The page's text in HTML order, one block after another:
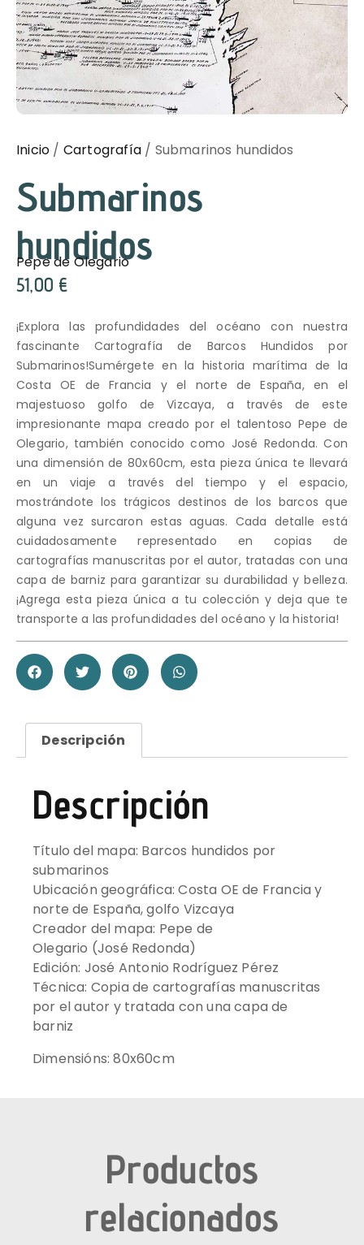
Inicio / Cartografía / Submarinos hundidos
Submarinos
hundidos
Pepe de Olegario
51,00€
¡Explora las profundidades del océano con nuestra
fascinante Cartografía de Barcos Hundidos por
Submarinos!Sumérgete en la historia marítima de la
Costa OE de Francia y el norte de España, en el
majestuoso golfo de Vizcaya, a través de este
impresionante mapa creado por el talentoso Pepe de
Olegario, también conocido como José Redonda. Con
una dimensión de 80x60cm, esta pieza única te llevará
en un viaje a través del tiempo y el espacio,
mostrándote los trágicos destinos de los barcos que
alguna vez surcaron estas aguas. Cada detalle está
cuidadosamente representado en copias de
cartografías manuscritas por el autor, tratadas con una
capa de barniz para garantizar su durabilidad y belleza.
¡Agrega esta pieza única a tu colección y deja que te
transporte a las profundidades del océano y la historia!
Descripción
Descripción
Título del mapa: Barcos hundidos por
submarinos
Ubicación geográfica: Costa OE de Francia y
norte de España, golfo Vizcaya
Creador del mapa: Pepe de
Olegario (José Redonda)
Edición: José Antonio Rodríguez Pérez
Técnica: Copia de cartografías manuscritas
por el autor y tratada con una capa de
barniz
Dimensións: 80x60cm
Productos
relacionados